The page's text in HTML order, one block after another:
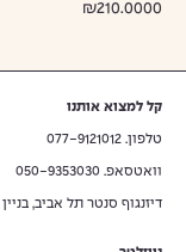
₪210.0000
קל למצוא אותנו
טלפון. 077-9121012
וואטסאפ. 050-9353030
דיזנגוף סנטר תל אביב, בניין A, קומה 2